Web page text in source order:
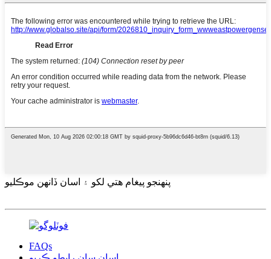
پنهنجو پيغام هتي لکو ۽ اسان ڏانهن موڪليو
FAQs